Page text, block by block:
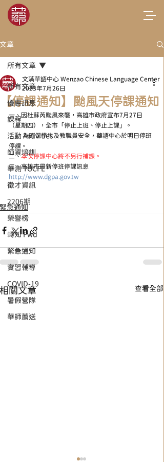
文章
所有文章
優惠訊息
課程
活動 Activities
師資培訓
華測 TOCFL
徵才資訊
2206期
榮譽榜
轉知 Fwd
緊急通知
實習輔導
COVID-19
暑假營隊
華師薦送
所有文章
【停課通知】颱風天停課通知
文藻華語中心 Wenzao Chinese Language Center
2023年7月26日
一、因杜蘇芮颱風來襲，高雄市政府宣布7月27日
（星期四），全市「停止上班、停止上課」。
         為確保學生及教職員安全，華語中心於明日停班
停課。
二、本次停課中心將不另行補課。
三、高雄市最新停班停課訊息
http://www.dgpa.gov.tw
緊急通知
相關文章 查看全部